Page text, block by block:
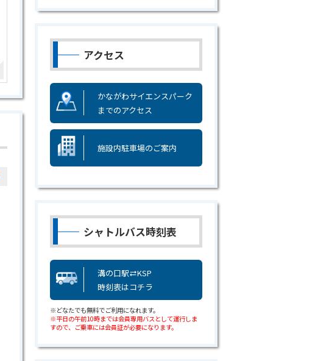
アクセス
かながわサイエンスパーク
までのアクセス
施設内駐車場のご案内
シャトルバス時刻表
溝の口駅sync_altKSP
時刻表はコチラ
※どなたでも無料でご利用になれます。
※平日の午前10時までは会員専用バスとして運行しま
すので、ご乗車には会員証が必要になります。